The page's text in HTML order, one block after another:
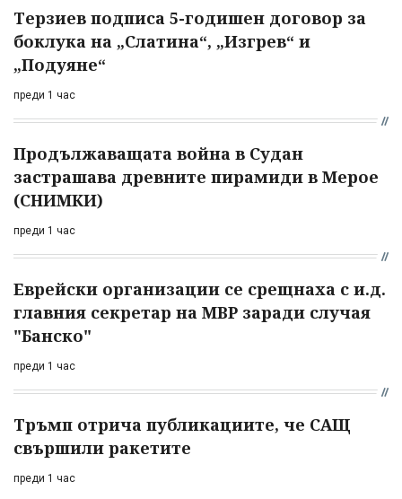
Терзиев подписа 5-годишен договор за
боклука на „Слатина“, „Изгрев“ и
„Подуяне“
преди 1 час
Продължаващата война в Судан
застрашава древните пирамиди в Мерое
(СНИМКИ)
преди 1 час
Еврейски организации се срещнаха с и.д.
главния секретар на МВР заради случая
"Банско"
преди 1 час
Тръмп отрича публикациите, че САЩ
свършили ракетите
преди 1 час